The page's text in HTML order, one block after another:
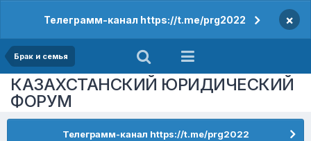
Телеграмм-канал https://t.me/prg2022 ×
Брак и семья
КАЗАХСТАНСКИЙ ЮРИДИЧЕСКИЙ
ФОРУМ
Телеграмм-канал https://t.me/prg2022